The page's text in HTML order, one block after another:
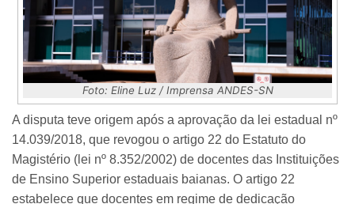
Foto: Eline Luz / Imprensa ANDES-SN
A disputa teve origem após a aprovação da lei estadual nº
14.039/2018, que revogou o artigo 22 do Estatuto do
Magistério (lei nº 8.352/2002) de docentes das Instituições
de Ensino Superior estaduais baianas. O artigo 22
estabelece que docentes em regime de dedicação